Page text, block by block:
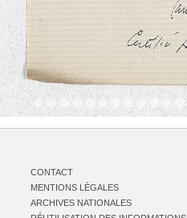
CONTACT
MENTIONS LÉGALES
ARCHIVES NATIONALES